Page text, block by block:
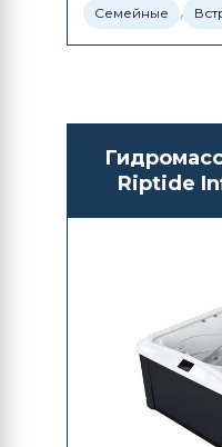
Семейные ,
Riptide